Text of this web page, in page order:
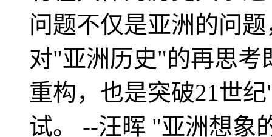
问题不仅是亚洲的问
对"亚洲历史"的再思考
重构，也是突破21世
试。 --汪晖 "亚洲想象